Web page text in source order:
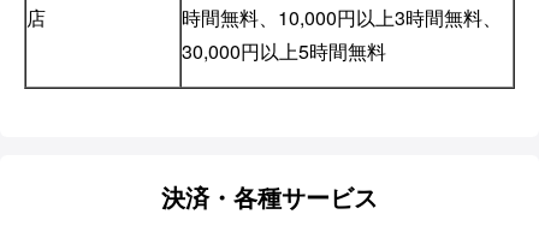
店
時間無料、10,000円以上3時間無料、
30,000円以上5時間無料
決済・各種サービス